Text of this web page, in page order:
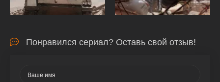
Понравился сериал? Оставь свой отзыв!